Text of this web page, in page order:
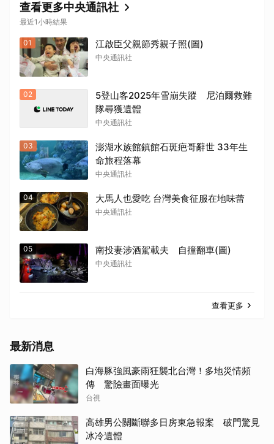
查看更多中央通訊社
最近1小時結果
01 江啟臣父親節秀親子照(圖)
中央通訊社
02
5登山客2025年雪崩失蹤 尼泊爾救難
隊尋獲遺體
中央通訊社
03
澎湖水族館鎮館石斑疤哥辭世 33年生
命旅程落幕
中央通訊社
04 大馬人也愛吃 台灣美食征服在地味蕾
中央通訊社
05 南投妻涉酒駕載夫 自撞翻車(圖)
中央通訊社
查看更多
最新消息
白海豚強風豪雨狂襲北台灣！多地災情頻
傳 驚險畫面曝光
台視
高雄男公關斷聯多日房東急報案 破門驚見
冰冷遺體